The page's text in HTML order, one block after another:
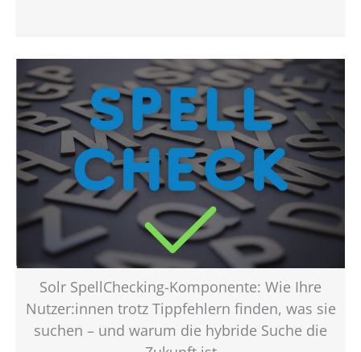
Solr SpellChecking-Komponente: Wie Ihre
Nutzer:innen trotz Tippfehlern finden, was sie
suchen – und warum die hybride Suche die